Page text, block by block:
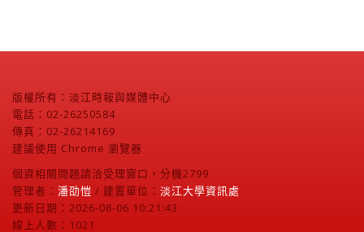
版權所有：淡江時報與媒體中心
電話：02-26250584
傳真：02-26214169
建議使用 Chrome 瀏覽器
個資相關問題請洽受理窗口，分機2799
管理者： 潘劭愷 / 建置單位： 淡江大學資訊處
更新日期：2026-08-06 10:21:43
線上人數：1021